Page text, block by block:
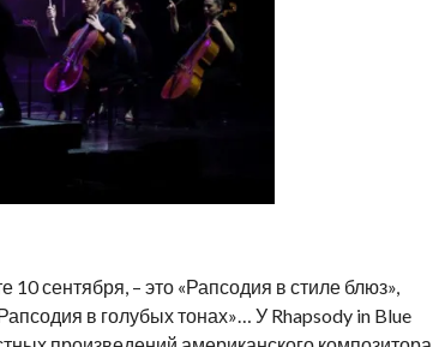
сентября, – это «Рапсодия в стиле блюз»,
в голубых тонах»… У Rhapsody in Blue